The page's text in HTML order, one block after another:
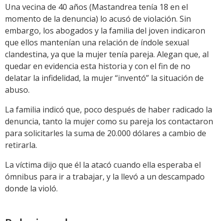
Una vecina de 40 años (Mastandrea tenía 18 en el
momento de la denuncia) lo acusó de violación. Sin
embargo, los abogados y la familia del joven indicaron
que ellos mantenían una relación de índole sexual
clandestina, ya que la mujer tenía pareja. Alegan que, al
quedar en evidencia esta historia y con el fin de no
delatar la infidelidad, la mujer “inventó” la situación de
abuso.
La familia indicó que, poco después de haber radicado la
denuncia, tanto la mujer como su pareja los contactaron
para solicitarles la suma de 20.000 dólares a cambio de
retirarla.
La víctima dijo que él la atacó cuando ella esperaba el
ómnibus para ir a trabajar, y la llevó a un descampado
donde la violó.